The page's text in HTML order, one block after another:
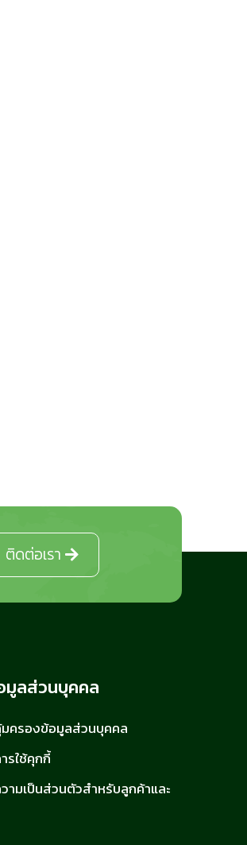
ติดต่อเรา
มูลส่วนบุคคล
มครองข้อมูลส่วนบุคคล
รใช้คุกกี้
ามเป็นส่วนตัวสำหรับลูกค้าและ